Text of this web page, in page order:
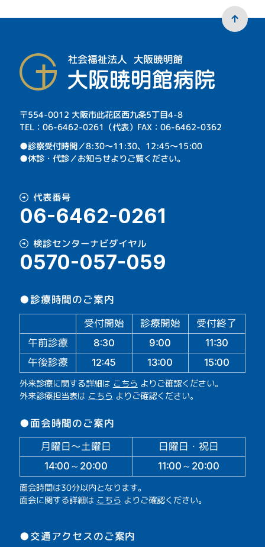
〒554-0012 大阪市此花区西九条5丁目4-8
TEL：06-6462-0261（代表）FAX：06-6462-0362
⁩●診察受付時間／8:30～11:30、12:45～15:00
●休診・代診／お知らせよりご覧ください。
代表番号
06-6462-0261
検診センターナビダイヤル
0570-057-059
●診療時間のご案内
受付開始 診療開始
受付終了
午前診療
8:30 9:00 11:30
午後診療 12:45 13:00 15:00
外来診療に関する詳細は こちら よりご確認ください。
外来診療担当表は こちら よりご確認ください。
●面会時間のご案内
月曜日～土曜日 日曜日・祝日
14:00～20:00 11:00～20:00
面会時間は30分以内となります。
面会に関する詳細は こちら よりご確認ください。
●交通アクセスのご案内